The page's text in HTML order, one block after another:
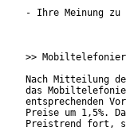
- Ihre Meinung zu
>>
Nach Mitteilung
das
entsprechenden
Preise um 1,5%.
Preistrend fort,